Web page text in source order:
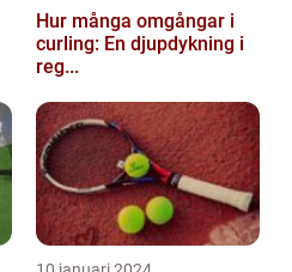
Hur många omgångar i
curling: En djupdykning i
reg...